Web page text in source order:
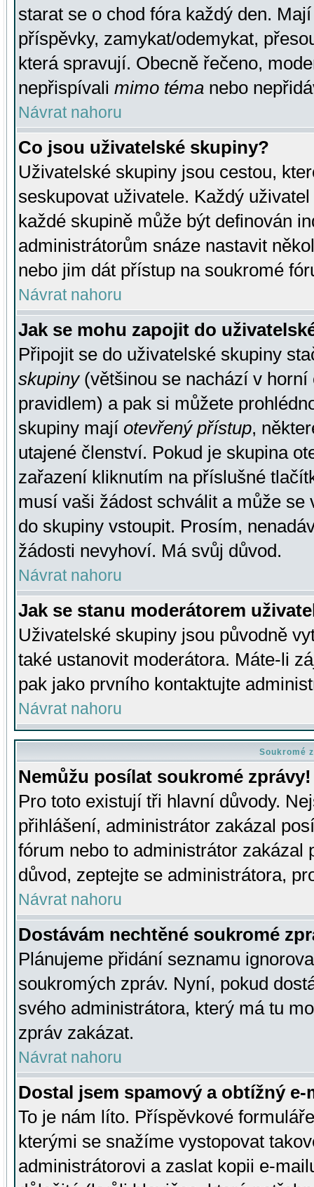
starat se o chod fóra každý den.
příspěvky, zamykat/odemykat,
která spravují. Obecně řečeno,
nepřispívali mimo téma nebo
Návrat nahoru
Co jsou uživatelské skupiny?
Uživatelské skupiny jsou cestou,
seskupovat uživatele. Každý
každé skupině může být definován
administrátorům snáze nastavit
nebo jim dát přístup na soukromé
Návrat nahoru
Jak se mohu zapojit do
Připojit se do uživatelské skupiny
skupiny(většinou se nachází v horní
pravidlem) a pak si můžete
skupiny mají otevřený přístup,
utajené členství. Pokud je skupina
zařazení kliknutím na příslušné
musí vaši žádost schválit a může se
do skupiny vstoupit. Prosím,
žádosti nevyhoví. Má svůj důvod.
Návrat nahoru
Jak se stanu moderátorem
Uživatelské skupiny jsou původně
také ustanovit moderátora. Máte-li
pak jako prvního kontaktujte
Návrat nahoru
Soukromé
Nemůžu posílat soukromé zprávy!
Pro toto existují tři hlavní důvody.
přihlášení, administrátor zakázal
fórum nebo to administrátor zakázal
důvod, zeptejte se administrátora,
Návrat nahoru
Dostávám nechtěné soukromé
Plánujeme přidání seznamu
soukromých zpráv. Nyní, pokud
svého administrátora, který má tu
zpráv zakázat.
Návrat nahoru
Dostal jsem spamový a obtížný
To je nám líto. Příspěvkové
kterými se snažíme vystopovat
administrátorovi a zaslat kopii e-